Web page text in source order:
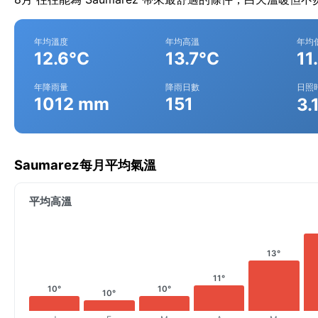
年均溫度
12.6°C
年均高溫
13.7°C
年均
年降雨量
1012 mm
降雨日數
151
日照
Saumarez每月平均氣溫
平均高溫
10° 10° 10°
11°
13°